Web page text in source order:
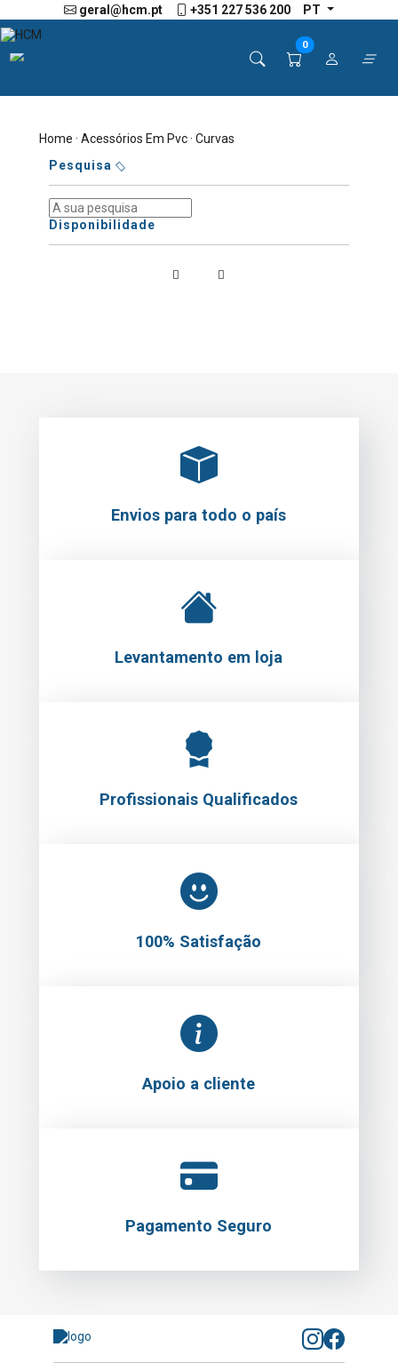
geral@hcm.pt +351 227 536 200 PT
0
Home ·Acessórios Em Pvc· Curvas
Pesquisa
Disponibilidade
Envios para todo o país
Levantamento em loja
Profissionais Qualificados
100% Satisfação
Apoio a cliente
Pagamento Seguro